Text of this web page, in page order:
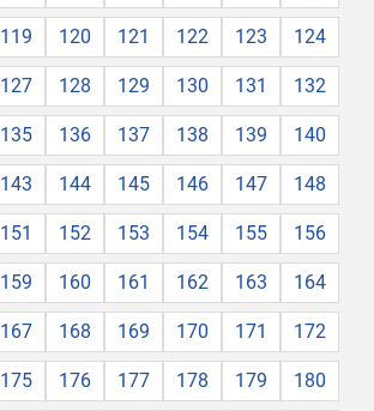
119 120 121 122 123 124
127 128 129 130 131 132
135 136 137 138 139 140
143 144 145 146 147 148
151 152 153 154 155 156
159 160 161 162 163 164
167 168 169 170 171 172
175 176 177 178 179 180